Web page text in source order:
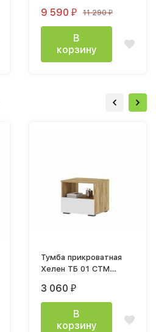
9 590 ₽ 11 290₽
В
корзину
Тумба прикроватная
Хелен ТБ 01 СТМ
золото)
3 060 ₽
В
корзину